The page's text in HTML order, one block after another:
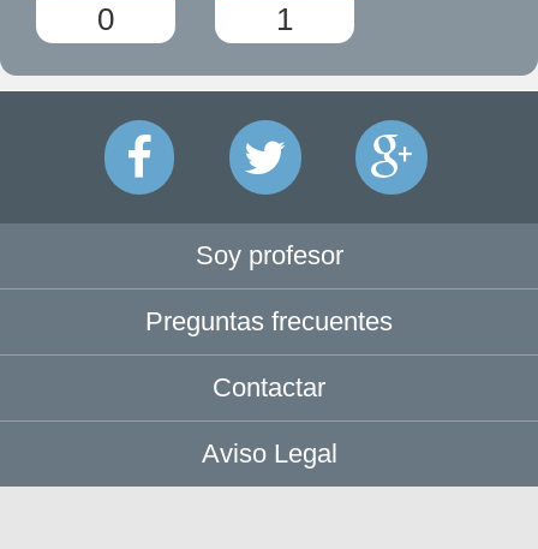
0 1
Soy profesor
Preguntas frecuentes
Contactar
Aviso Legal